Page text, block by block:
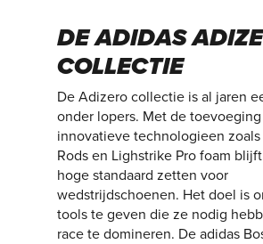
DE ADIDAS
COLLECTIE
De Adizero collectie is al jaren
onder lopers. Met de toevoeging
innovatieve technologieen zoals
Rods en Lighstrike Pro foam
hoge standaard zetten voor
wedstrijdschoenen. Het doel is
tools te geven die ze nodig
race te domineren. De adidas